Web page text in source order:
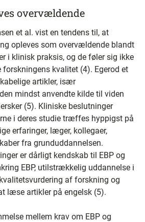
overvældende
et al. vist en tendens til, at
opleves som overvældende blandt
i klinisk praksis, og de føler sig ikke
kvalitet (4). Egerod et
artikler, især
mindst anvendte kilde til viden
(5). Kliniske beslutninger
i deres studie træffes hyppigst på
erfaringer, læger, kollegaer,
fra grunduddannelsen.
er dårligt kendskab til EBP og
EBP, utilstrækkelig uddannelse i
af forskning og
læse artikler på engelsk (5).
mellem krav om EBP og